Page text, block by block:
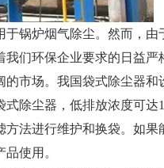
锅炉烟气除尘。然而，由
们环保企业要求的日益严
市场。我国袋式除尘器和
除尘器，低排放浓度可达
法进行维护和换袋。如果
使用。